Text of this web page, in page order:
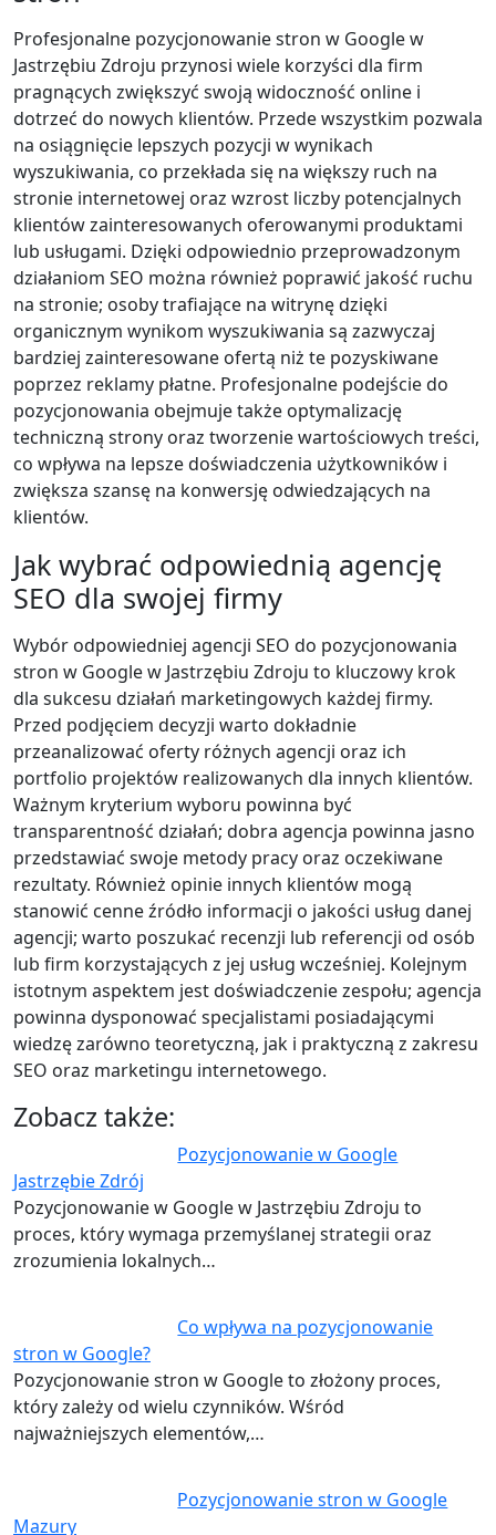
Profesjonalne pozycjonowanie stron w Google w
Jastrzębiu Zdroju przynosi wiele korzyści dla firm
pragnących zwiększyć swoją widoczność online i
dotrzeć do nowych klientów. Przede wszystkim pozwala
na osiągnięcie lepszych pozycji w wynikach
wyszukiwania, co przekłada się na większy ruch na
stronie internetowej oraz wzrost liczby potencjalnych
klientów zainteresowanych oferowanymi produktami
lub usługami. Dzięki odpowiednio przeprowadzonym
działaniom SEO można również poprawić jakość ruchu
na stronie; osoby trafiające na witrynę dzięki
organicznym wynikom wyszukiwania są zazwyczaj
bardziej zainteresowane ofertą niż te pozyskiwane
poprzez reklamy płatne. Profesjonalne podejście do
pozycjonowania obejmuje także optymalizację
techniczną strony oraz tworzenie wartościowych treści,
co wpływa na lepsze doświadczenia użytkowników i
zwiększa szansę na konwersję odwiedzających na
klientów.
Jak wybrać odpowiednią agencję
SEO dla swojej firmy
Wybór odpowiedniej agencji SEO do pozycjonowania
stron w Google w Jastrzębiu Zdroju to kluczowy krok
dla sukcesu działań marketingowych każdej firmy.
Przed podjęciem decyzji warto dokładnie
przeanalizować oferty różnych agencji oraz ich
portfolio projektów realizowanych dla innych klientów.
Ważnym kryterium wyboru powinna być
transparentność działań; dobra agencja powinna jasno
przedstawiać swoje metody pracy oraz oczekiwane
rezultaty. Również opinie innych klientów mogą
stanowić cenne źródło informacji o jakości usług danej
agencji; warto poszukać recenzji lub referencji od osób
lub firm korzystających z jej usług wcześniej. Kolejnym
istotnym aspektem jest doświadczenie zespołu; agencja
powinna dysponować specjalistami posiadającymi
wiedzę zarówno teoretyczną, jak i praktyczną z zakresu
SEO oraz marketingu internetowego.
Zobacz także:
Pozycjonowanie w Google
Jastrzębie Zdrój
Pozycjonowanie w Google w Jastrzębiu Zdroju to
proces, który wymaga przemyślanej strategii oraz
zrozumienia lokalnych…
Co wpływa na pozycjonowanie
stron w Google?
Pozycjonowanie stron w Google to złożony proces,
który zależy od wielu czynników. Wśród
najważniejszych elementów,…
Pozycjonowanie stron w Google
Mazury